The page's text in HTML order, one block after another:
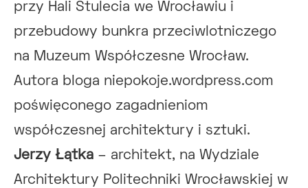
przy Hali Stulecia we Wrocławiu i
przebudowy bunkra przeciwlotniczego
na Muzeum Współczesne Wrocław.
Autora bloga niepokoje.wordpress.com
poświęconego zagadnieniom
współczesnej architektury i sztuki.
Jerzy Łątka – architekt, na Wydziale
Architektury Politechniki Wrocławskiej w